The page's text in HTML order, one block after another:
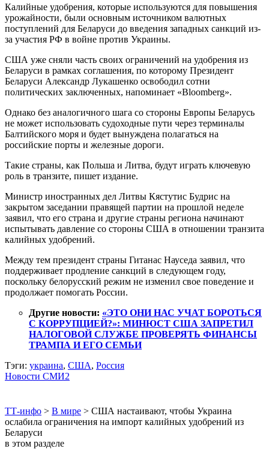
Калийные удобрения, которые используются для повышения
урожайности, были основным источником валютных
поступлений для Беларуси до введения западных санкций из-
за участия РФ в войне против Украины.
США уже сняли часть своих ограничений на удобрения из
Беларуси в рамках соглашения, по которому Президент
Беларуси Александр Лукашенко освободил сотни
политических заключенных, напоминает «Bloomberg».
Однако без аналогичного шага со стороны Европы Беларусь
не может использовать судоходные пути через терминалы
Балтийского моря и будет вынуждена полагаться на
российские порты и железные дороги.
Такие страны, как Польша и Литва, будут играть ключевую
роль в транзите, пишет издание.
Министр иностранных дел Литвы Кястутис Будрис на
закрытом заседании правящей партии на прошлой неделе
заявил, что его страна и другие страны региона начинают
испытывать давление со стороны США в отношении транзита
калийных удобрений.
Между тем президент страны Гитанас Науседа заявил, что
поддерживает продление санкций в следующем году,
поскольку белорусский режим не изменил свое поведение и
продолжает помогать России.
Другие новости: «ЭТО ОНИ НАС УЧАТ БОРОТЬСЯ
С КОРРУПЦИЕЙ?»: МИНЮСТ США ЗАПРЕТИЛ
НАЛОГОВОЙ СЛУЖБЕ ПРОВЕРЯТЬ ФИНАНСЫ
ТРАМПА И ЕГО СЕМЬИ
Тэги: украина, США, Россия
Новости СМИ2
ТТ-инфо > В мире > США настаивают, чтобы Украина
ослабила ограничения на импорт калийных удобрений из
Беларуси
в этом разделе